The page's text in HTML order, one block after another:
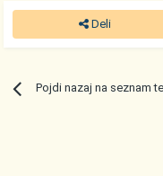
Deli
Pojdi nazaj na seznam